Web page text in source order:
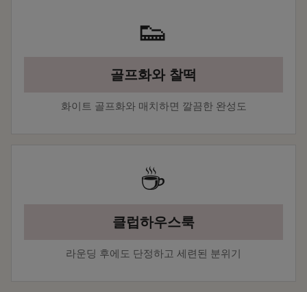
👟
골프화와 찰떡
화이트 골프화와 매치하면 깔끔한 완성도
☕
클럽하우스룩
라운딩 후에도 단정하고 세련된 분위기